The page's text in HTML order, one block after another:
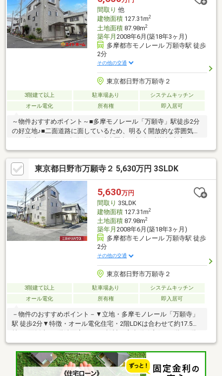
します。ご購入・ご売却ともに安心してお任せください。
間取り 他
建物面積127.31m2
土地面積87.98m2
築年月 2008年6月(築18年3ヶ月)
多摩都市モノレール 万願寺駅 徒歩
2分
その他の交通
東京都日野市万願寺２
3階建て以上 駐車場あり
システムキッチン
オール電化
所有権 即入居可
～物件おすすめポイント～■多摩モノレール「万願寺」駅徒歩2分
の好立地♪■二面道路に面しているため、明るく開放的な雰囲気で
♪■2025年11月に室内リフォーム済の2世帯住宅向けの綺麗なお家
♪■太陽光パネル搭載でエコな暮らし♪■ご入居時には、新品カギへ
交換予定です。【リフォーム内容】1・2階システムキッチン交
換/1階エコキュート交換/2階トイレ交換/2階ユニットバス交換/壁
紙張替/床リフォーム（上張り）他
東京都日野市万願寺２ 5,630万円 3SLDK
5,630万円
間取り 3SLDK
建物面積127.31m2
土地面積87.98m2
築年月 2008年6月(築18年3ヶ月)
多摩都市モノレール 万願寺駅 徒歩
2分
その他の交通
東京都日野市万願寺２
3階建て以上 駐車場あり
システムキッチン
オール電化
所有権 即入居可
－物件のおすすめポイント－▼立地・多摩モノレール「万願寺」
駅 徒歩2分▼特徴・オール電化住宅・2階LDKは合わせて約17.5
に配置された浴室は1616サイズ・2025年9月 シロアリ調査及び薬
剤散布実施済・残金精算後、即お引渡し可能▼設備・エコキュー
ト2台有▼2025年11月室内リフォーム済【交換】1・2階システム
キッチン、2階トイレ・UB 等【その他】壁紙張替、床リフォーム